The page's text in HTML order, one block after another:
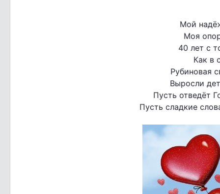
Мой
Моя
40 лет с
Как в
Рубиновая
Выросли
Пусть отведёт
Пусть сладкие